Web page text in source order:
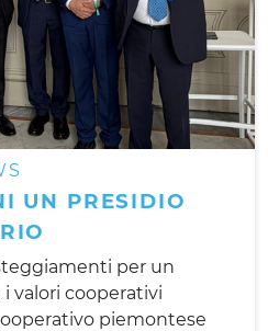
UN PRESIDIO
per un
valori cooperativi
piemontese